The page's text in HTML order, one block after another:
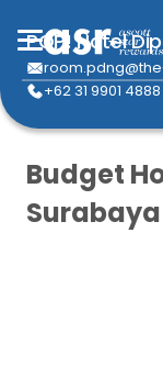
POP! Hotel
+62 31 9901 4888
Budget
Surabaya